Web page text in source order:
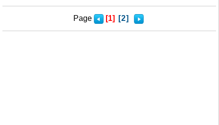
Page [1] [2]